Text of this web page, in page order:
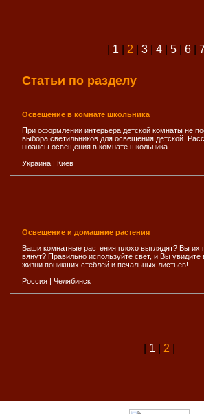
1 2 3 4 5 6
Статьи по разделу
Освещение в комнате школьника
При оформлении интерьера детской комнаты не
выбора светильников для освещения детской.
нюансы освещения в комнате школьника.
Украина | Киев
Освещение и домашние растения
Ваши комнатные растения плохо выглядят? Вы их
вянут? Правильно используйте свет, и Вы
жизни поникших стеблей и печальных листьев!
Россия | Челябинск
1 2